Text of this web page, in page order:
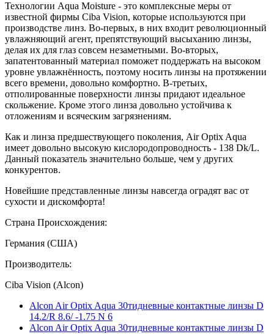
Технологии Aqua Moisture - это комплексные меры от
известной фирмы Ciba Vision, которые используются при
производстве линз. Во-первых, в них входит революционный
увлажняющий агент, препятствующий высыханию линзы,
делая их для глаз совсем незаметными. Во-вторых,
запатентованный материал поможет поддержать на высоком
уровне увлажнённость, поэтому носить линзы на протяжении
всего времени, довольно комфортно. В-третьих,
отполированные поверхности линзы придают идеальное
скольжение. Кроме этого линза довольно устойчива к
отложениям и всяческим загрязнениям.
Как и линза предшествующего поколения, Air Optix Aqua
имеет довольно высокую кислородопроводность - 138 Dk/L.
Данный показатель значительно больше, чем у других
конкурентов.
Новейшие представленные линзы навсегда оградят вас от
сухости и дискомфорта!
Страна Происхождения:
Германия (США)
Производитель:
Ciba Vision (Alcon)
Alcon Air Optix Aqua 30тидневные контактные линзы D
14.2/R 8.6/ -1.75 N 6
Alcon Air Optix Aqua 30тидневные контактные линзы D